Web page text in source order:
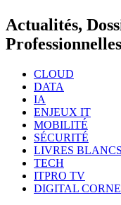
Actualités,
CLOUD
DATA
IA
ENJEUX IT
MOBILITÉ
SÉCURITÉ
LIVRES BLANCS
TECH
ITPRO TV
DIGITAL